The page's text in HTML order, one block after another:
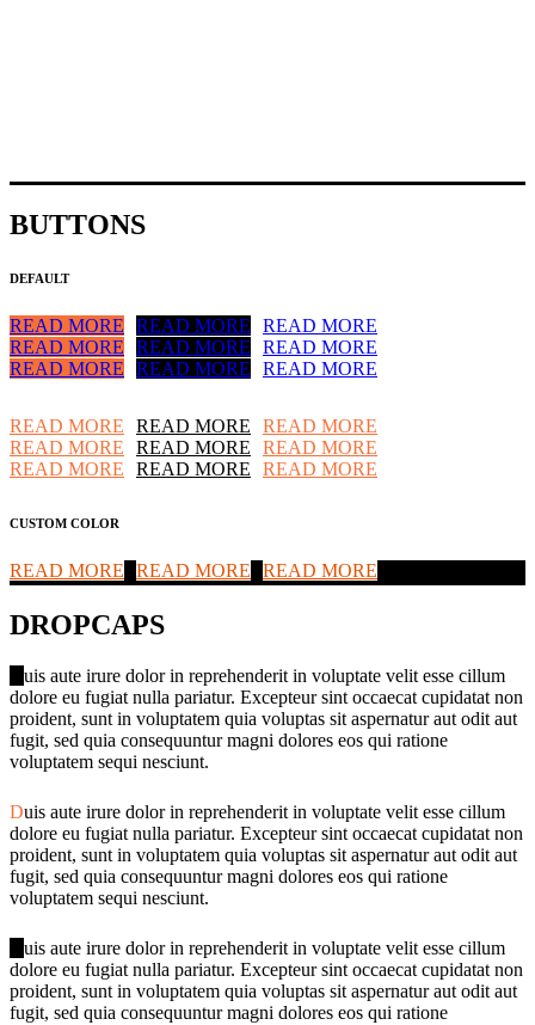
BUTTONS
DEFAULT
READ MORE READ MORE
READ MORE
READ MORE
READ MORE
READ MORE
READ MORE
READ MORE READ MORE
READ MORE READ MORE
READ MORE
READ MORE
READ MORE
READ MORE
READ MORE
READ MORE READ MORE
CUSTOM COLOR
READ MORE READ MORE READ MORE
DROPCAPS
uis aute irure dolor in reprehenderit in voluptate velit esse cillum
dolore eu fugiat nulla pariatur. Excepteur sint occaecat cupidatat non
proident, sunt in voluptatem quia voluptas sit aspernatur aut odit aut
fugit, sed quia consequuntur magni dolores eos qui ratione
voluptatem sequi nesciunt.
Duis aute irure dolor in reprehenderit in voluptate velit esse cillum
dolore eu fugiat nulla pariatur. Excepteur sint occaecat cupidatat non
proident, sunt in voluptatem quia voluptas sit aspernatur aut odit aut
fugit, sed quia consequuntur magni dolores eos qui ratione
voluptatem sequi nesciunt.
uis aute irure dolor in reprehenderit in voluptate velit esse cillum
dolore eu fugiat nulla pariatur. Excepteur sint occaecat cupidatat non
proident, sunt in voluptatem quia voluptas sit aspernatur aut odit aut
fugit, sed quia consequuntur magni dolores eos qui ratione